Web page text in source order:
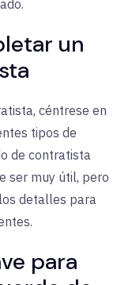
un
céntrese en
tipos de
de contratista
ser muy útil, pero
detalles para
para